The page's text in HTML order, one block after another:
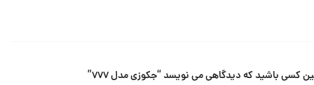
کسی باشید که دیدگاهی می نویسد “جکوزی مدل ۷۷۷”